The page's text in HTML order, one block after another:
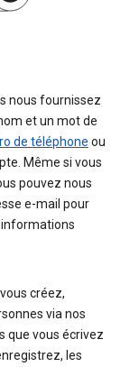
nous fournissez
et un mot de
de téléphone ou
Même si vous
pouvez nous
e-mail pour
informations
créez,
via nos
que vous écrivez
les